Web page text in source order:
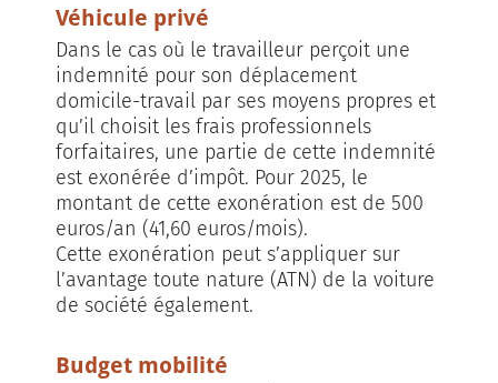
Véhicule privé
Dans le cas où le travailleur perçoit une
indemnité pour son déplacement
domicile-travail par ses moyens propres et
qu’il choisit les frais professionnels
forfaitaires, une partie de cette indemnité
est exonérée d’impôt. Pour 2025, le
montant de cette exonération est de 500
euros/an (41,60 euros/mois).
Cette exonération peut s’appliquer sur
l’avantage toute nature (ATN) de la voiture
de société également.
Budget mobilité